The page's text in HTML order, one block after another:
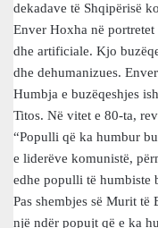
dekadave të Shqipërisë
Enver Hoxha në
dhe artificiale. Kjo
dhe dehumanizues.
Humbja e buzëqeshjes
Titos. Në vitet e 80-ta,
“Populli që ka humbur
e liderëve komunistë,
edhe populli të humbiste
Pas shembjes së Murit
një ndër popujt që e ka